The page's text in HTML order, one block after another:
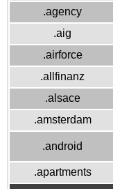
.agency
.aig
.airforce
.allfinanz
.alsace
.amsterdam
.android
.apartments